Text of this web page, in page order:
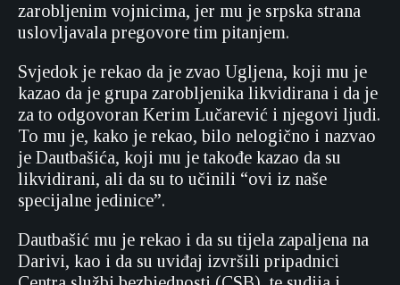
zarobljenim vojnicima, jer mu je srpska strana
uslovljavala pregovore tim pitanjem.
Svjedok je rekao da je zvao Ugljena, koji mu je
kazao da je grupa zarobljenika likvidirana i da je
za to odgovoran Kerim Lučarević i njegovi ljudi.
To mu je, kako je rekao, bilo nelogično i nazvao
je Dautbašića, koji mu je takođe kazao da su
likvidirani, ali da su to učinili “ovi iz naše
specijalne jedinice”.
Dautbašić mu je rekao i da su tijela zapaljena na
Darivi, kao i da su uviđaj izvršili pripadnici